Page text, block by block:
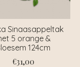
Sinaasappeltak
5 orange &
124cm
€31,00